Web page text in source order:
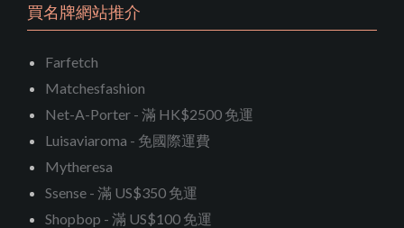
買名牌網站推介
Farfetch
Matchesfashion
Net-A-Porter - 滿 HK$2500 免運
Luisaviaroma - 免國際運費
Mytheresa
Ssense - 滿 US$350 免運
Shopbop - 滿 US$100 免運